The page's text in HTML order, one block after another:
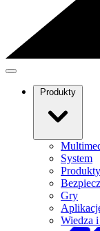
Produkty
System
Gry
Wiedza